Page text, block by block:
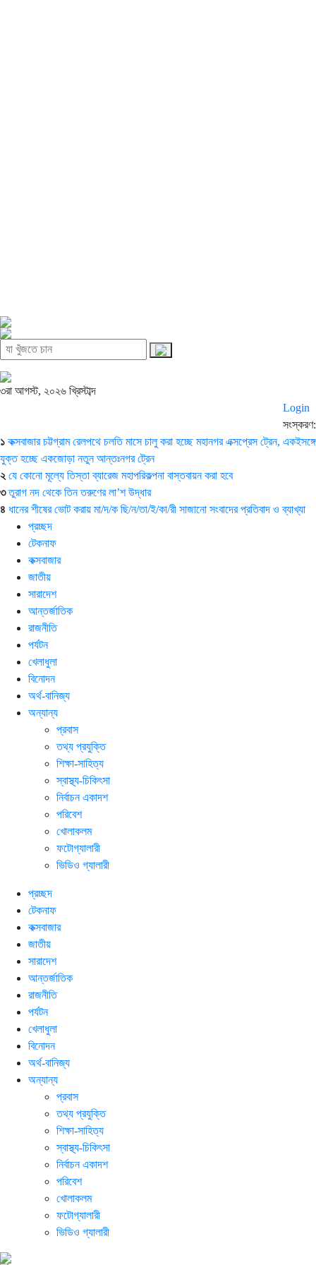
৩রা আগস্ট, ২০২৬ খ্রিস্টাব্দ
Login
সংস্করণ:
১ কক্সবাজার চট্টগ্রাম রেলপথে চলতি মাসে চালু করা হচ্ছে মহানগর এক্সপ্রেস ট্রেন, একইসঙ্গে
যুক্ত হচ্ছে একজোড়া নতুন আন্তঃনগর ট্রেন
২ যে কোনো মূল্যে তিস্তা ব্যারেজ মহাপরিকল্পনা বাস্তবায়ন করা হবে
৩ তুরাগ নদ থেকে তিন তরুণের লা’শ উদ্ধার
৪ ধানের শীষের ভোট করায় মা/দ/ক ছি/ন/তা/ই/কা/রী সাজানো সংবাদের প্রতিবাদ ও ব্যাখ্যা
প্রচ্ছদ
টেকনাফ
কক্সবাজার
জাতীয়
সারাদেশ
আন্তর্জাতিক
রাজনীতি
পর্যটন
খেলাধুলা
বিনোদন
অর্থ-বানিজ্য
অন্যান্য
প্রবাস
তথ্য প্রযুক্তি
শিক্ষা-সাহিত্য
স্বাস্থ্য-চিকিৎসা
নির্বাচন একাদশ
পরিবেশ
খোলাকলম
ফটোগ্যালারী
ভিডিও গ্যালারী
প্রচ্ছদ
টেকনাফ
কক্সবাজার
জাতীয়
সারাদেশ
আন্তর্জাতিক
রাজনীতি
পর্যটন
খেলাধুলা
বিনোদন
অর্থ-বানিজ্য
অন্যান্য
প্রবাস
তথ্য প্রযুক্তি
শিক্ষা-সাহিত্য
স্বাস্থ্য-চিকিৎসা
নির্বাচন একাদশ
পরিবেশ
খোলাকলম
ফটোগ্যালারী
ভিডিও গ্যালারী